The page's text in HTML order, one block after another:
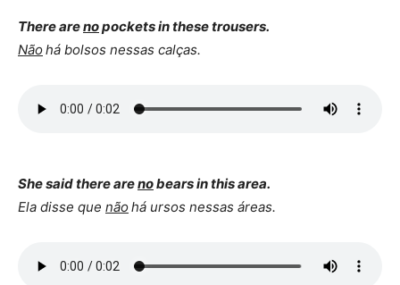
There arenopockets in these trousers.
Nãohá bolsos nessas calças.
She said there arenobears in this area.
Ela disse que nãohá ursos nessas áreas.